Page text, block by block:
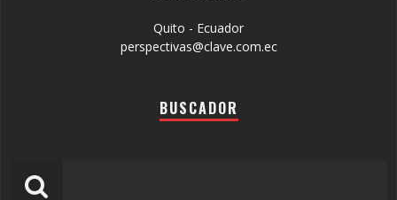
Quito - Ecuador
perspectivas@clave.com.ec
BUSCADOR